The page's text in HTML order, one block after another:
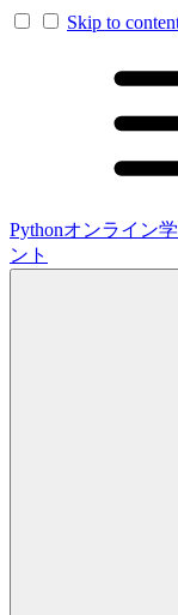
Skip to
Pythonオンライン
ント